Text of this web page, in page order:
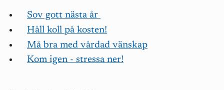
Sov gott nästa år
Håll koll på kosten!
Må bra med vårdad vänskap
Kom igen - stressa ner!